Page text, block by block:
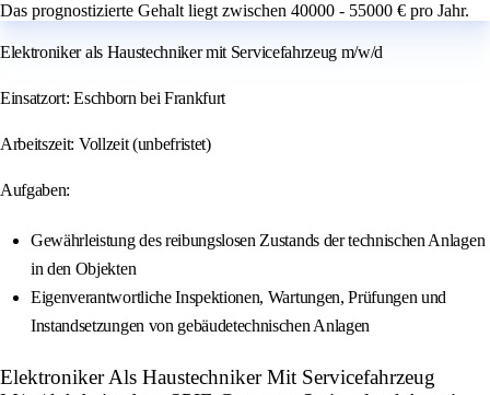
Das prognostizierte Gehalt liegt zwischen 40000 - 55000 € pro Jahr.
Elektroniker als Haustechniker mit Servicefahrzeug m/w/d
Einsatzort: Eschborn bei Frankfurt
Arbeitszeit: Vollzeit (unbefristet)
Aufgaben:
Gewährleistung des reibungslosen Zustands der technischen Anlagen
in den Objekten
Eigenverantwortliche Inspektionen, Wartungen, Prüfungen und
Instandsetzungen von gebäudetechnischen Anlagen
Elektroniker Als Haustechniker Mit Servicefahrzeug